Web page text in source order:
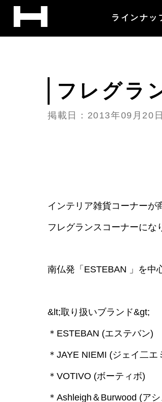
ラインナッ
フレグラ
掲載日：2013年09月20
インテリア雑貨コーナーが
フレグランスコーナーにな
南仏発「ESTEBAN 」を中
&lt;取り扱いブランド&gt;
＊ESTEBAN (エステバン)
＊JAYE NIEMI (ジェイ二エ
＊VOTIVO (ボーティボ)
＊Ashleigh＆Burwood (ア